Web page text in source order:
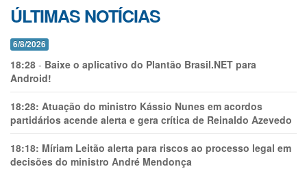
ÚLTIMAS NOTÍCIAS
6/8/2026
18:28 - Baixe o aplicativo do Plantão Brasil.NET para
Android!
18:28: Atuação do ministro Kássio Nunes em acordos
partidários acende alerta e gera crítica de Reinaldo Azevedo
18:18: Míriam Leitão alerta para riscos ao processo legal em
decisões do ministro André Mendonça